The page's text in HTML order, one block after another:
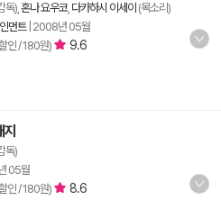
독), 혼나 요우코, 다카하시 이세이 (목소리)
먼트| 2008년 05월
인 / 180원)
9.6
독)
05월
인 / 180원)
8.6